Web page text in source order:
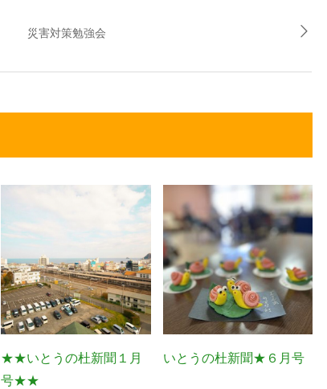
災害対策勉強会
★★いとうの杜新聞１月
号★★
いとうの杜新聞★６月号